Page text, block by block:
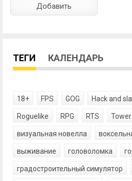
ТЕГИ КАЛЕНДАРЬ
18+ FPS GOG Hack and
Roguelike RPG RTS
визуальная новелла
выживание головоломка
градостроительный симулятор